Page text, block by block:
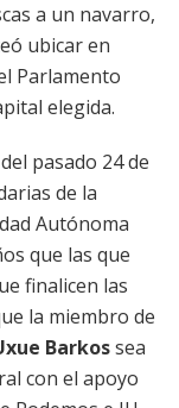
a un navarro,
ubicar en
Parlamento
elegida.
pasado 24 de
de la
Autónoma
que las que
finalicen las
la miembro de
Barkossea
con el apoyo